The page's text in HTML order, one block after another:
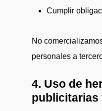
Cumplir
No
personales a
4. Uso de
publicitarias